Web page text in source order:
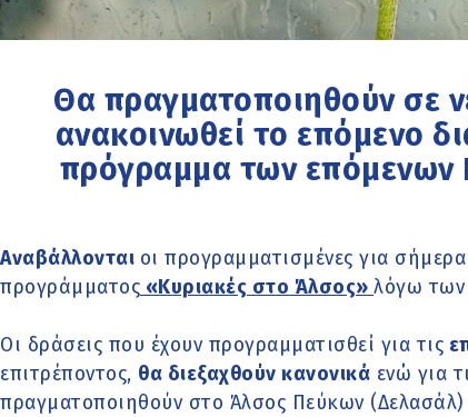
Θα πραγματοποιηθούν σε
ανακοινωθεί το επόμενο
πρόγραμμα των επόμενων
Αναβάλλονται οι προγραμματισμένες για
προγράμματος «Κυριακές στο Άλσος» λόγω των
Οι δράσεις που έχουν προγραμματισθεί για τις
επιτρέποντος, θα διεξαχθούν κανονικά ενώ για
πραγματοποιηθούν στο Άλσος Πεύκων (Δελασάλ)